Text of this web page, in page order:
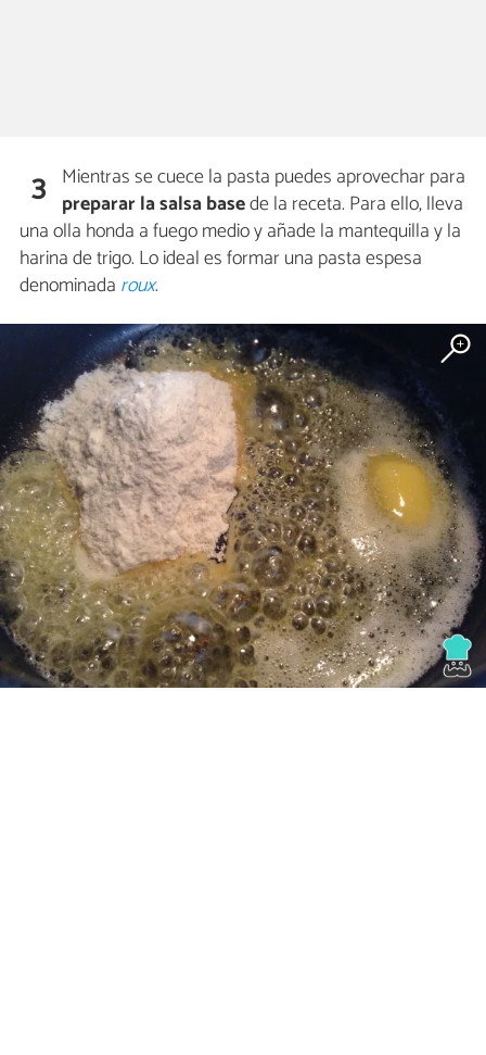
3 Mientras se cuece la pasta puedes aprovechar para
preparar lasalsa basede la receta. Para ello, lleva
una olla honda a fuego medio y añade la mantequilla y la
harina de trigo. Lo ideal es formar una pasta espesa
denominada roux.